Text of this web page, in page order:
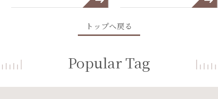
トップへ戻る
Popular Tag